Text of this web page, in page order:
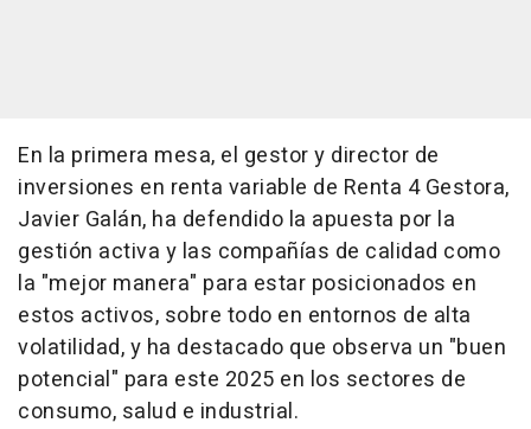
En la primera mesa, el gestor y director de
inversiones en renta variable de Renta 4 Gestora,
Javier Galán, ha defendido la apuesta por la
gestión activa y las compañías de calidad como
la "mejor manera" para estar posicionados en
estos activos, sobre todo en entornos de alta
volatilidad, y ha destacado que observa un "buen
potencial" para este 2025 en los sectores de
consumo, salud e industrial.